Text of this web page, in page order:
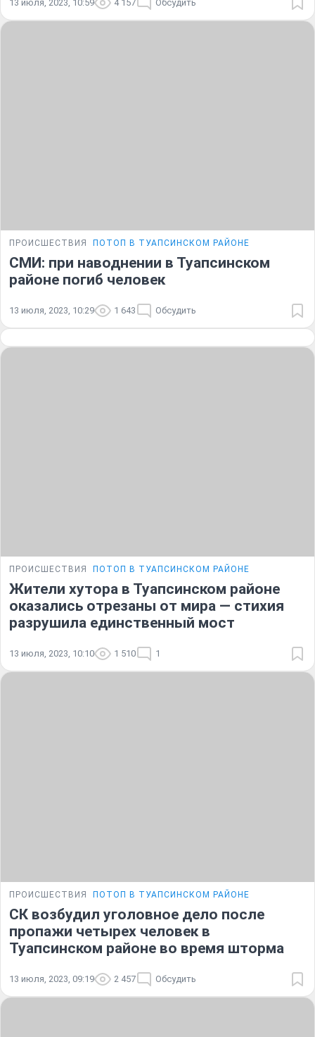
13 июля, 2023, 10:59 4 157 Обсудить
ПРОИСШЕСТВИЯ ПОТОП В ТУАПСИНСКОМ РАЙОНЕ
СМИ: при наводнении в Туапсинском
районе погиб человек
13 июля, 2023, 10:29 1 643 Обсудить
ПРОИСШЕСТВИЯ ПОТОП В ТУАПСИНСКОМ РАЙОНЕ
Жители хутора в Туапсинском районе
оказались отрезаны от мира — стихия
разрушила единственный мост
13 июля, 2023, 10:10 1 510 1
ПРОИСШЕСТВИЯ ПОТОП В ТУАПСИНСКОМ РАЙОНЕ
СК возбудил уголовное дело после
пропажи четырех человек в
Туапсинском районе во время шторма
13 июля, 2023, 09:19 2 457 Обсудить